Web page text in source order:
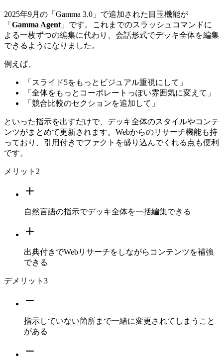
2025年9月の「Gamma 3.0」で追加された目玉機能が
「 Gamma Agent 」です。これまでのスラッシュコマンドに
よる一枚ずつの編集に代わり、会話形式でデッキ全体を編集
できるようになりました。
例えば、
「スライド5をもっとビジュアル重視にして」
「全体をもっとコーポレートっぽい雰囲気に変えて」
「競合比較のセクションを追加して」
といった指示を出すだけで、デッキ全体のスタイルやコンテ
ンツがまとめて更新されます。Webからのリサーチ機能も持
っており、引用付きでファクトを盛り込んでくれる点も便利
です。
メリット 2
自然言語の指示でデッキ全体を一括編集できる
出典付きでWebリサーチをしながらコンテンツを補強
できる
デメリット 3
指示していない箇所まで一緒に変更されてしまうこと
がある